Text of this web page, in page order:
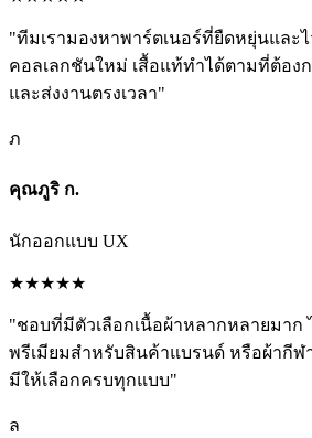
"ทีมเรามองหาพาร์ตเนอร์ที่ยืดหยุ่นและ
คอลเลกชันใหม่ เสื้อแท้ทำได้ตามที่ต้อง
และส่งงานตรงเวลา"
ภ
คุณภูริ ก.
นักออกแบบ UX
★★★★★
"ชอบที่มีตัวเลือกเนื้อผ้าหลากหลายมาก
พรีเมียมสำหรับสินค้าแบรนด์ หรือผ้ากีฬ
มีให้เลือกครบทุกแบบ"
ล